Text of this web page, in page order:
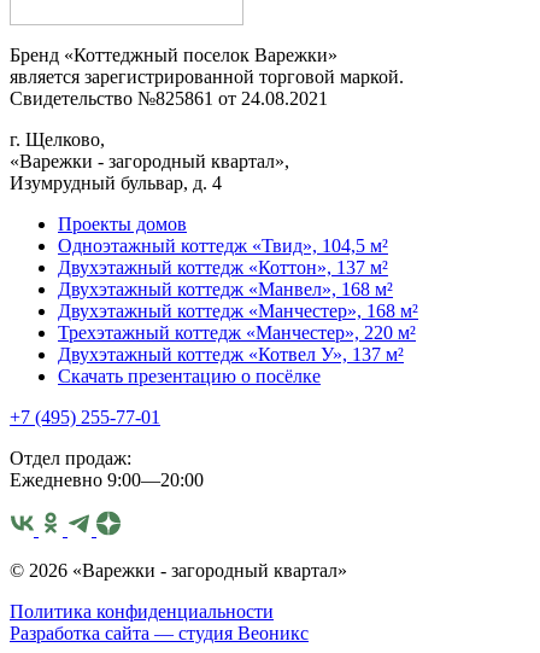
Бренд «Коттеджный поселок Варежки»
является зарегистрированной торговой маркой.
Свидетельство №825861 от 24.08.2021
г. Щелково,
«Варежки - загородный квартал»,
Изумрудный бульвар, д. 4
Проекты домов
Одноэтажный коттедж «Твид», 104,5 м²
Двухэтажный коттедж «Коттон», 137 м²
Двухэтажный коттедж «Манвел», 168 м²
Двухэтажный коттедж «Манчестер», 168 м²
Трехэтажный коттедж «Манчестер», 220 м²
Двухэтажный коттедж «Котвел У», 137 м²
Скачать презентацию о посёлке
+7 (495) 255-77-01
Отдел продаж:
Ежедневно 9:00—20:00
© 2026 «Варежки - загородный квартал»
Политика конфиденциальности
Разработка сайта — студия Веоникс